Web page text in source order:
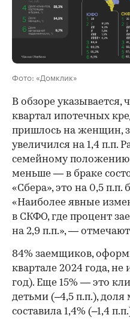
Фото: «Домклик»
В обзоре указывается,
квартал ипотечных
пришлось на женщин,
увеличился на 1,4 п.п.
семейному
меньше — в браке
«Сбера», это на 0,5 п.п.
«Наиболее явные
в СКФО, где процент
на 2,9 п.п.», —
84% заемщиков,
квартале 2024 года, не
год). Еще 15% — это
детьми (–4,5 п.п.),
составила 1,4% (–1,4